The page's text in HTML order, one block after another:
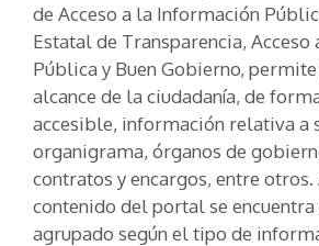
de Acceso a la Información
Estatal de Transparencia,
Pública y Buen Gobierno,
alcance de la ciudadanía, de
accesible, información relativa a
organigrama, órganos de
contratos y encargos, entre
contenido del portal se
agrupado según el tipo de